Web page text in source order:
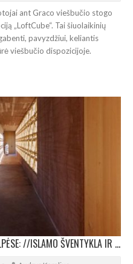
ant Graco viešbučio stogo
„LoftCube“. Tai šiuolaikinių
pavyzdžiui, keliantis
viešbučio dispozicijoje.
MUSULMONIŠKA INKRUSTACIJA ALPĖSE: //ISLAMO ŠVENTYKLA IR KAPINĖS